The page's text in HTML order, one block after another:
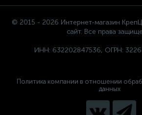
© 2015 - 2026 Интернет-магазин
сайт. Все права
ИНН: 632202847536, ОГРН:
Политика компании в отношении
данных